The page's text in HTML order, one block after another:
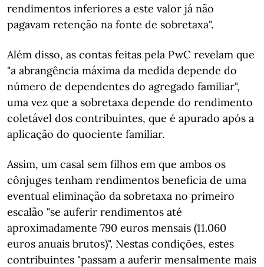
rendimentos inferiores a este valor já não
pagavam retenção na fonte de sobretaxa".
Além disso, as contas feitas pela PwC revelam que
"a abrangência máxima da medida depende do
número de dependentes do agregado familiar",
uma vez que a sobretaxa depende do rendimento
coletável dos contribuintes, que é apurado após a
aplicação do quociente familiar.
Assim, um casal sem filhos em que ambos os
cônjuges tenham rendimentos beneficia de uma
eventual eliminação da sobretaxa no primeiro
escalão "se auferir rendimentos até
aproximadamente 790 euros mensais (11.060
euros anuais brutos)". Nestas condições, estes
contribuintes "passam a auferir mensalmente mais